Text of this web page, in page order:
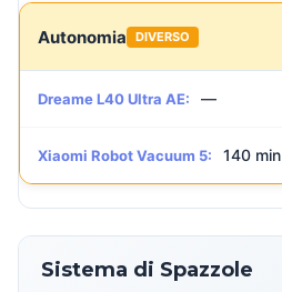
Autonomia DIVERSO
Dreame L40 Ultra AE: —
Xiaomi Robot Vacuum 5: 140 min
Sistema di Spazzole